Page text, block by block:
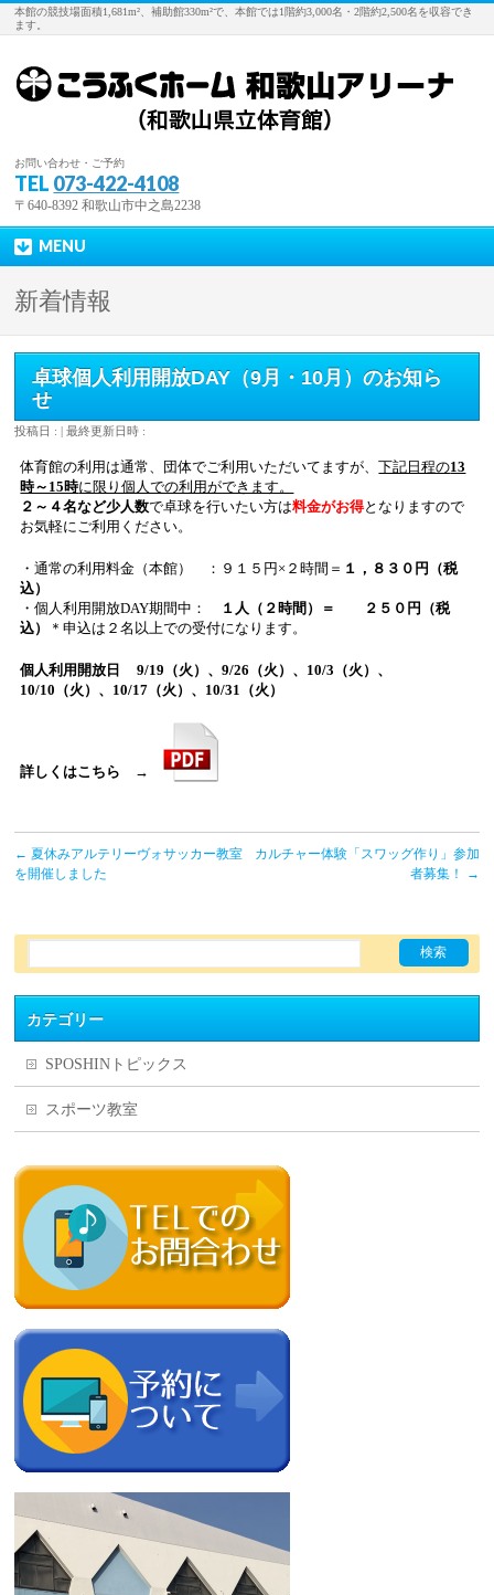
本館の競技場面積1,681m²、補助館330m²で、本館では1階約3,000名・2階約2,500名を収容でき
ます。
お問い合わせ・ご予約
TEL 073-422-4108
〒640-8392 和歌山市中之島2238
MENU
新着情報
卓球個人利用開放DAY（9月・10月）のお知ら
せ
投稿日 : 最終更新日時 :
体育館の利用は通常、団体でご利用いただいてますが、下記日程の13
時～15時に限り個人での利用ができます。
２～４名など少人数で卓球を行いたい方は料金がお得となりますので
お気軽にご利用ください。
・通常の利用料金（本館） ：９１５円×２時間＝ １，８３０円（税
込）
・個人利用開放DAY期間中：
１人（２時間）＝ ２５０円（税
込）
＊申込は２名以上での受付になります。
個人利用開放日 9/19（火）、9/26（火）、10/3（火）、
10/10（火）、10/17（火）、10/31（火）
詳しくはこちら →
← 夏休みアルテリーヴォサッカー教室
を開催しました
カルチャー体験「スワッグ作り」参加
者募集！
→
カテゴリー
SPOSHINトピックス
スポーツ教室